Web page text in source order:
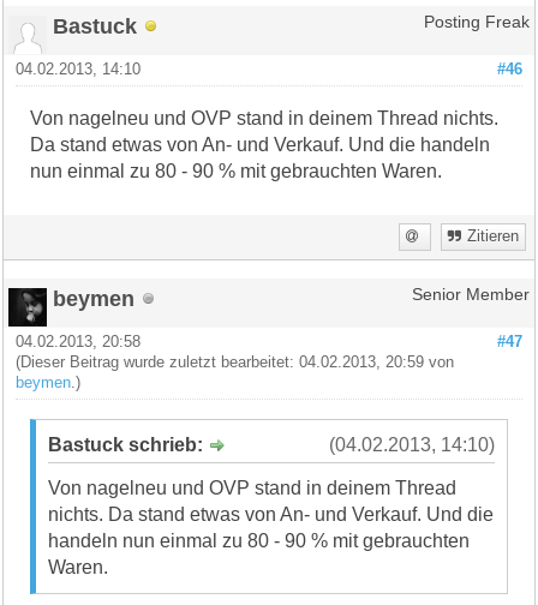
Bastuck Posting Freak
#46
04.02.2013, 14:10
Von nagelneu und OVP stand in deinem Thread nichts.
Da stand etwas von An- und Verkauf. Und die handeln
nun einmal zu 80 - 90 % mit gebrauchten Waren.
Zitieren
beymen Senior Member
#47
04.02.2013, 20:58
(Dieser Beitrag wurde zuletzt bearbeitet: 04.02.2013, 20:59 von
beymen .)
(04.02.2013, 14:10)
Bastuck schrieb:
Von nagelneu und OVP stand in deinem Thread
nichts. Da stand etwas von An- und Verkauf. Und die
handeln nun einmal zu 80 - 90 % mit gebrauchten
Waren.